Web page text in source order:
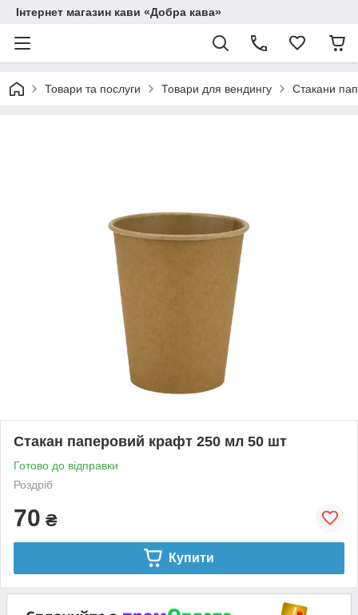
Інтернет магазин кави «Добра кава»
Товари та послуги Товари для вендингу Стакани
Стакан паперовий крафт 250 мл 50 шт
Готово до відправки
Роздріб
70 ₴
Купити